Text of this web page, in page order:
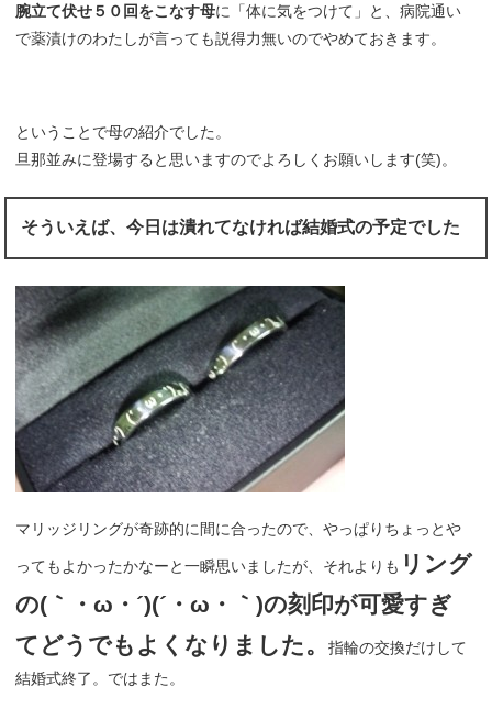
腕立て伏せ５０回をこなす母に「体に気をつけて」と、病院通い
で薬漬けのわたしが言っても説得力無いのでやめておきます。
ということで母の紹介でした。
旦那並みに登場すると思いますのでよろしくお願いします(笑)。
そういえば、今日は潰れてなければ結婚式の予定でした
マリッジリングが奇跡的に間に合ったので、やっぱりちょっとや
ってもよかったかなーと一瞬思いましたが、それよりも リング
の(｀・ω・´)(´・ω・｀)の刻印が可愛すぎ
てどうでもよくなりました。指輪の交換だけして
結婚式終了。ではまた。